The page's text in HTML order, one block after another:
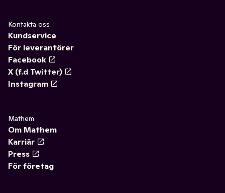
Kontakta oss
Kundservice
För leverantörer
Facebook
X (f.d Twitter)
Instagram
Mathem
Om Mathem
Karriär
Press
För företag